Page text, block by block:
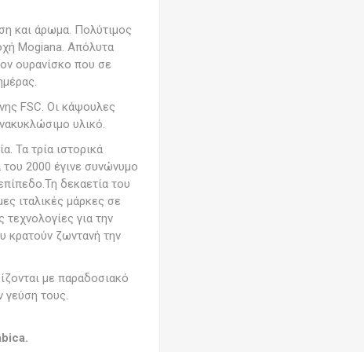
και άρωμα. Πολύτιμος
Mogiana. Απόλυτα
ουρανίσκο που σε
FSC. Οι κάψουλες
υλικό.
Τα τρία ιστορικά
2000 έγινε συνώνυμο
δεκαετία του
ιταλικές μάρκες σε
για την
κρατούν ζωντανή την
με παραδοσιακό
γεύση τους.